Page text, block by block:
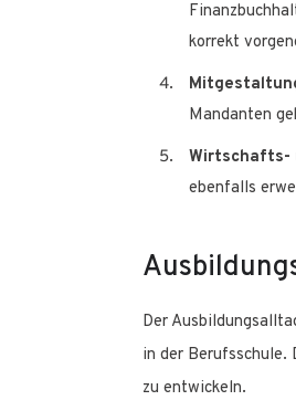
korrekt
Mandanten
Wirtschafts-
ebenfalls
Der
in der Berufsschule.
zu entwickeln.